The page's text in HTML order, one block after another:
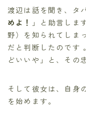
渡辺は話を聞き、タ
めよ！ 」と助言しま
野）を知られてしま
だと判断したのです
どいいや」と、その
そして彼女は、自身
を始めます。